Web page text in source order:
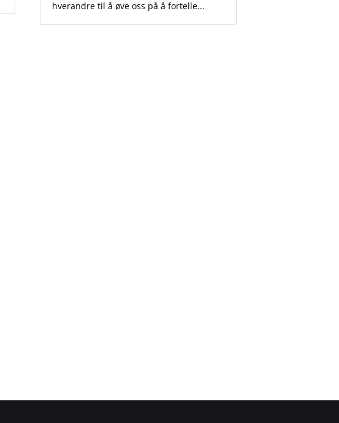
hverandre til å øve oss på å fortelle...